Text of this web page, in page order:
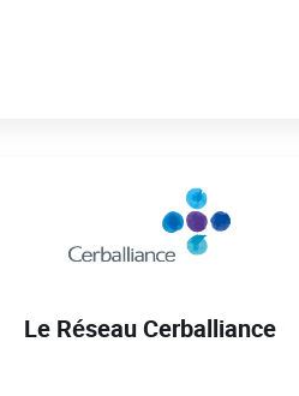
Le Réseau Cerballiance